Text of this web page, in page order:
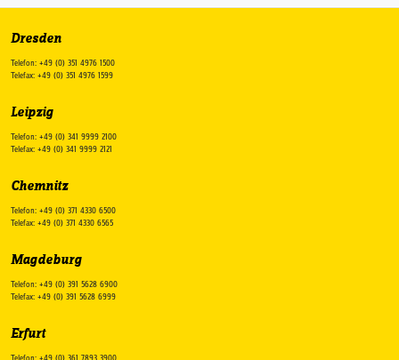
Dresden
Telefon: +49 (0) 351 4976 1500
Telefax: +49 (0) 351 4976 1599
Leipzig
Telefon: +49 (0) 341 9999 2100
Telefax: +49 (0) 341 9999 2121
Chemnitz
Telefon: +49 (0) 371 4330 6500
Telefax: +49 (0) 371 4330 6565
Magdeburg
Telefon: +49 (0) 391 5628 6900
Telefax: +49 (0) 391 5628 6999
Erfurt
Telefon: +49 (0) 361 7893 3900